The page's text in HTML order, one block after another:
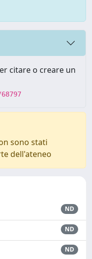
citare o creare un
sono stati
dell'ateneo
ND
ND
ND